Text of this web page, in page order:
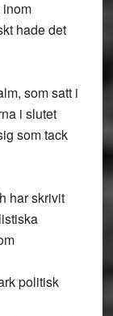
hade det
som satt i
i slutet
som tack
har skrivit
politisk